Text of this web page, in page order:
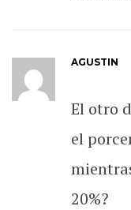
AGUSTIN
El otro
el
20%?